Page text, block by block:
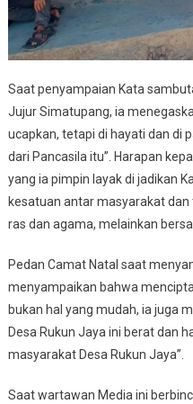
Saat penyampaian Kata
Jujur Simatupang, ia
ucapkan, tetapi di hayati dan di
dari Pancasila itu”. Harapan
yang ia pimpin layak di jadikan
kesatuan antar masyarakat
ras dan agama, melainkan
Pedan Camat Natal saat
menyampaikan bahwa
bukan hal yang mudah, ia juga
Desa Rukun Jaya ini berat dan
masyarakat Desa Rukun Jaya”.
Saat wartawan Media ini